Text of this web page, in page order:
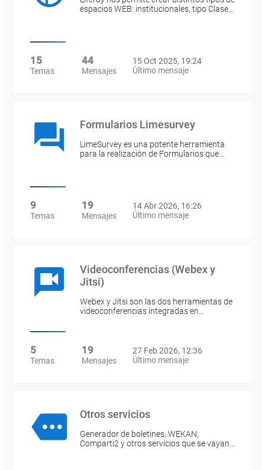
espacios WEB: institucionales, tipo Clase…
15
Temas
44
Mensajes
15 Oct 2025, 19:24
Último mensaje
Formularios Limesurvey
LimeSurvey es una potente herramienta
para la realización de Formularios que…
9
Temas
19
Mensajes
14 Abr 2026, 16:26
Último mensaje
Videoconferencias (Webex y
Jitsi)
Webex y Jitsi son las dos herramientas de
videoconferencias integradas en…
5
Temas
19
Mensajes
27 Feb 2026, 12:36
Último mensaje
Otros servicios
Generador de boletines, WEKAN,
Comparti2 y otros servicios que se vayan…